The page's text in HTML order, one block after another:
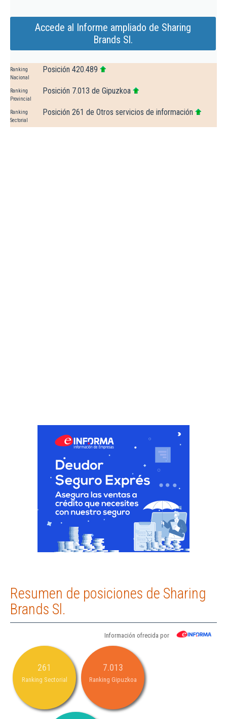
Accede al Informe ampliado de Sharing
Brands Sl.
Ranking
Nacional
Posición 420.489
Ranking
Provincial
Posición 7.013 de Gipuzkoa
Ranking
Sectorial
Posición 261 de Otros servicios de información
Resumen de posiciones de Sharing
Brands Sl.
Información ofrecida por
261
Ranking Sectorial
7.013
Ranking Gipuzkoa